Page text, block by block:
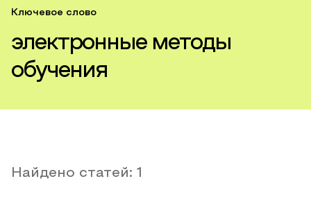
Ключевое слово
электронные методы
обучения
Найдено статей: 1